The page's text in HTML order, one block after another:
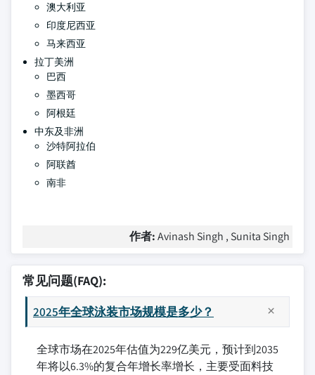
澳大利亚
印度尼西亚
马来西亚
拉丁美洲
巴西
墨西哥
阿根廷
中东及非洲
沙特阿拉伯
阿联酋
南非
作者:Avinash Singh , Sunita Singh
常见问题(FAQ):
2025年全球泳装市场规模是多少？
全球市场在2025年估值为229亿美元，预计到2035
年将以6.3%的复合年增长率增长，主要受面料技